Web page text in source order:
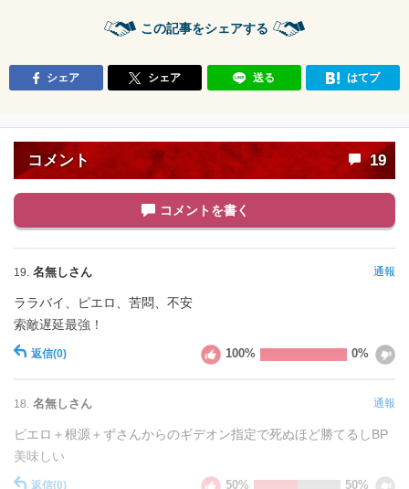
この記事をシェアする
シェア シェア 送る はてブ
コメント 19
コメントを書く
19. 名無しさん 通報
ララバイ、ピエロ、苦悶、不安
索敵遅延最強！
返信(0) 100% 0%
18. 名無しさん 通報
ピエロ＋根源＋ずさんからのギデオン指定で死ぬほど勝てるしBP
美味しい
返信(0) 50% 50%